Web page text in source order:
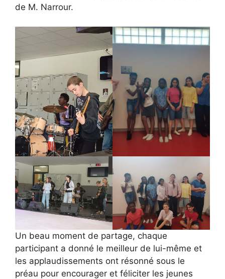
de M. Narrour.
Un beau moment de partage, chaque
participant a donné le meilleur de lui-même et
les applaudissements ont résonné sous le
préau pour encourager et féliciter les jeunes